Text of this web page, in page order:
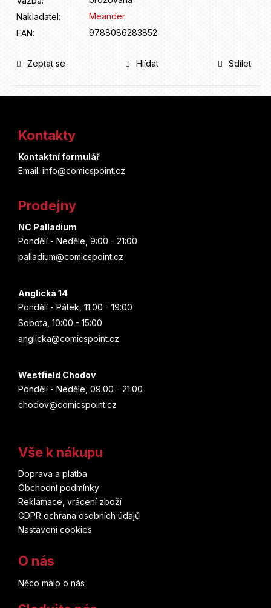
Nakladatel:
Meander
EAN: 9788086283852
Zeptat se Hlídat Sdílet
Kontakty
Kontaktní formulář
Email: info@comicspoint.cz
Prodejny
NC Palladium
Pondělí - Neděle, 9:00 - 21:00
palladium@comicspoint.cz
Anglická 14
Pondělí - Pátek, 11:00 - 19:00
Sobota, 10:00 - 15:00
anglicka@comicspoint.cz
Westfield Chodov
Pondělí - Neděle, 09:00 - 21:00
chodov@comicspoint.cz
Vše k nákupu
Doprava a platba
Obchodní podmínky
Reklamace, vrácení zboží
GDPR ochrana osobních údajů
Nastavení cookies
O nás
Něco málo o nás